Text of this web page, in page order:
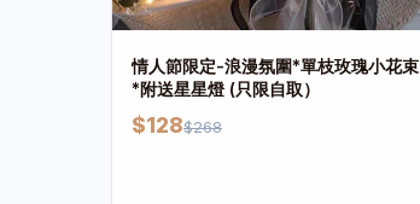
情人節限定-浪漫氛圍*單枝玫瑰小花束
*附送星星燈 (只限自取）
$128$268